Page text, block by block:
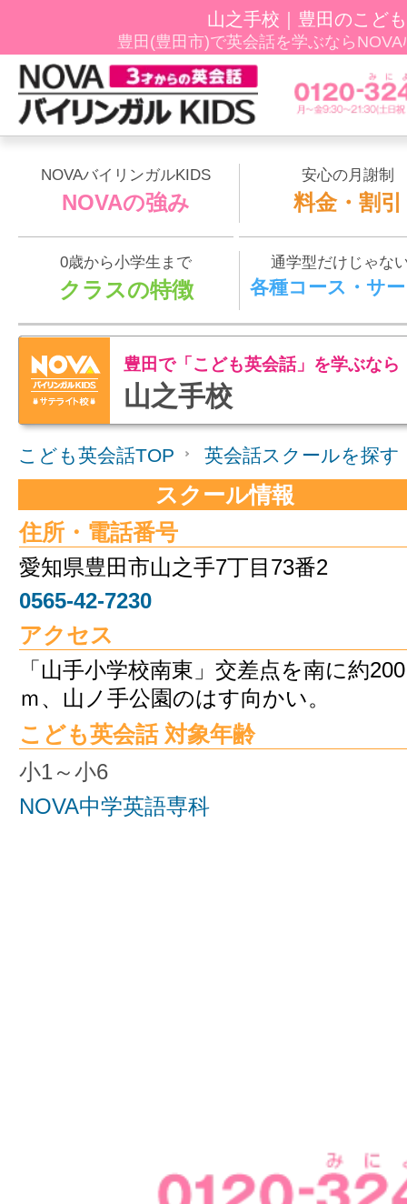
山之手校｜豊田のこど
豊田(豊田市)で英会話を学ぶならNOVA
NOVAバイリンガルKIDS
NOVAの強み
安心の月謝制
料金・割引
0歳から小学生まで
クラスの特徴
通学型だけじゃな
各種コース・サ
山之手校
豊田で「こども英会話」を学ぶなら
こども英会話TOP 英会話スクールを探す
スクール情報
住所・電話番号
愛知県豊田市山之手7丁目73番2
0565-42-7230
アクセス
「山手小学校南東」交差点を南に約200
ｍ、山ノ手公園のはす向かい。
こども英会話 対象年齢
小1～小6
NOVA中学英語専科